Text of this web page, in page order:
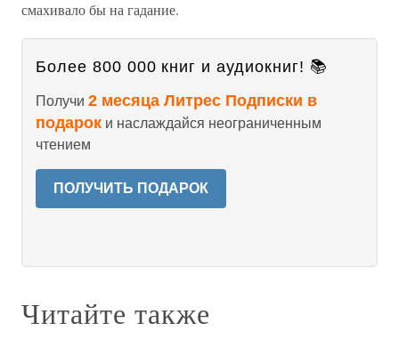
смахивало бы на гадание.
Более 800 000 книг и аудиокниг! 📚
Получи 2 месяца Литрес Подписки в
подарок и наслаждайся неограниченным
чтением
ПОЛУЧИТЬ ПОДАРОК
Читайте также